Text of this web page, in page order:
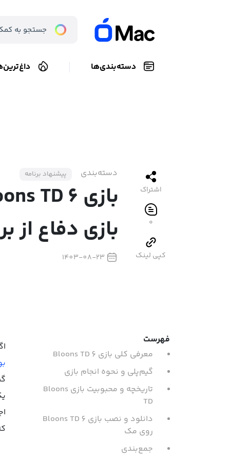
دسته‌بندی‌ها
دسته‌بندی پیشنهاد برنامه
بازی دفاع از
1403-08-23
اشتراک
۰
کپی لینک
فهرست
معرفی کلی بازی Bloons TD 6
گیم‌پلی و نحوه انجام بازی
تاریخچه و محبوبیت بازی Bloons
TD
دانلود و نصب بازی Bloons TD 6
روی مک
جمع‌بندی